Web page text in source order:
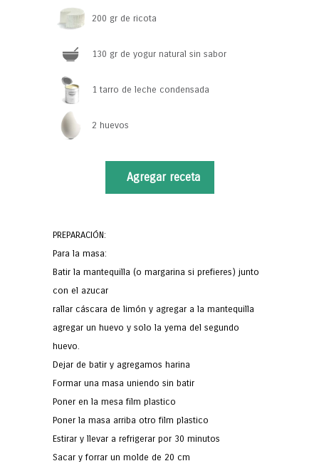
200 gr de ricota
130 gr de yogur natural sin sabor
1 tarro de leche condensada
2 huevos
Agregar receta
PREPARACIÓN:
Para la masa:
Batir la mantequilla (o margarina si prefieres) junto
con el azucar
rallar cáscara de limón y agregar a la mantequilla
agregar un huevo y solo la yema del segundo
huevo.
Dejar de batir y agregamos harina
Formar una masa uniendo sin batir
Poner en la mesa film plastico
Poner la masa arriba otro film plastico
Estirar y llevar a refrigerar por 30 minutos
Sacar y forrar un molde de 20 cm